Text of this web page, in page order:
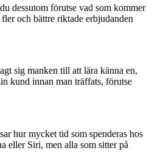
dessutom förutse vad som kommer
och bättre riktade erbjudanden
sig manken till att lära känna en,
kund innan man träffats, förutse
hur mycket tid som spenderas hos
eller Siri, men alla som sitter på